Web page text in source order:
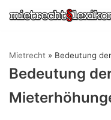
Zum
Mietrecht » Bedeutung
Bedeutung